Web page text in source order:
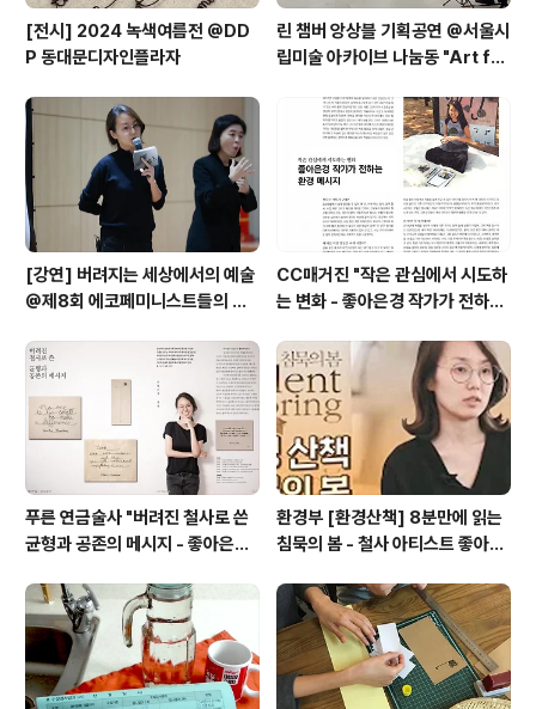
[전시] 2024 녹색여름전 @DD
P 동대문디자인플라자
린 챔버 앙상블 기획공연 @서울시
립미술 아카이브 나눔동 "Art for
의 소리와 색" 협업
[강연] 버려지는 세상에서의 예술
@제8회 에코페미니스트들의 컨
력, 빵 끈, 채소 묶은 폐철사로 작업
합니다")
CC매거진 "작은 관심에서 시도하
는 변화 - 좋아은경 작가가 전하는
푸른 연금술사 "버려진 철사로 쓴
균형과 공존의 메시지 - 좋아은경
환경부 [환경산책] 8분만에 읽는
침묵의 봄 - 철사 아티스트 좋아은